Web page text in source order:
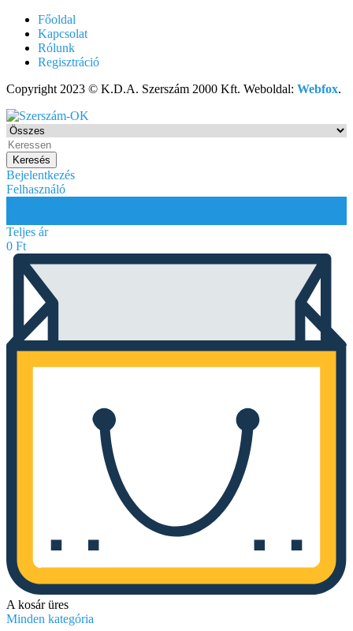
Főoldal
Kapcsolat
Rólunk
Regisztráció
Copyright 2023 © K.D.A. Szerszám 2000 Kft. Weboldal: Webfox.
Keresés
Bejelentkezés
Felhasználó
Teljes ár
0 Ft
A kosár üres
Minden kategória